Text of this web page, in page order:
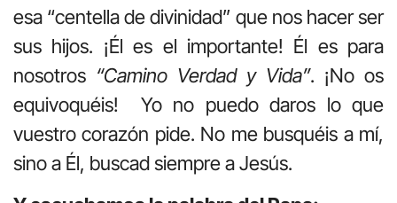
esa “centella de divinidad” que nos hacer ser
sus hijos. ¡Él es el importante! Él es para
nosotros “Camino Verdad y Vida”. ¡No os
equivoquéis! Yo no puedo daros lo que
vuestro corazón pide. No me busquéis a mí,
sino a Él, buscad siempre a Jesús.